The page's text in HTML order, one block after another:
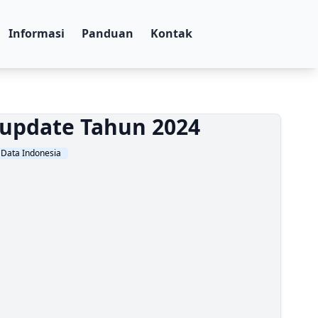
Informasi Panduan Kontak
Tahun 2024
Indonesia